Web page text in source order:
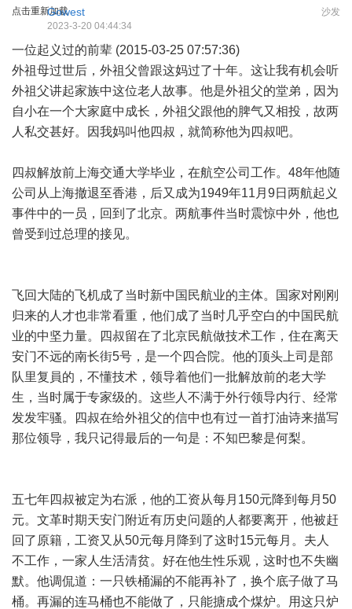
点击重新加载 沙发
Gowest
2023-3-20 04:44:34
一位起义过的前辈 (2015-03-25 07:57:36)
外祖母过世后，外祖父曾跟这妈过了十年。这让我有机会听
外祖父讲起家族中这位老人故事。他是外祖父的堂弟，因为
自小在一个大家庭中成长，外祖父跟他的脾气又相投，故两
人私交甚好。因我妈叫他四叔，就简称他为四叔吧。
四叔解放前上海交通大学毕业，在航空公司工作。48年他随
公司从上海撤退至香港，后又成为1949年11月9日两航起义
事件中的一员，回到了北京。两航事件当时震惊中外，他也
曾受到过总理的接见。
飞回大陆的飞机成了当时新中国民航业的主体。国家对刚刚
归来的人才也非常看重，他们成了当时几乎空白的中国民航
业的中坚力量。四叔留在了北京民航做技术工作，住在离天
安门不远的南长街5号，是一个四合院。他的顶头上司是部
队里复員的，不懂技术，领导着他们一批解放前的老大学
生，当时属于专家级的。这些人不满于外行领导内行、经常
发发牢骚。四叔在给外祖父的信中也有过一首打油诗来描写
那位领导，我只记得最后的一句是：不知巴黎是何梨。
五七年四叔被定为右派，他的工资从每月150元降到每月50
元。文革时期天安门附近有历史问题的人都要离开，他被赶
回了原籍，工资又从50元每月降到了这时15元每月。夫人
不工作，一家人生活清贫。好在他生性乐观，这时也不失幽
默。他调侃道：一只铁桶漏的不能再补了，换个底子做了马
桶。再漏的连马桶也不能做了，只能搪成个煤炉。用这只炉